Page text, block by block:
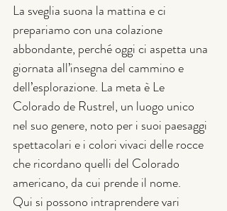
La sveglia suona la mattina e ci
prepariamo con una colazione
abbondante, perché oggi ci aspetta una
giornata all’insegna del cammino e
dell’esplorazione. La meta è Le
Colorado de Rustrel, un luogo unico
nel suo genere, noto per i suoi paesaggi
spettacolari e i colori vivaci delle rocce
che ricordano quelli del Colorado
americano, da cui prende il nome.
Qui si possono intraprendere vari